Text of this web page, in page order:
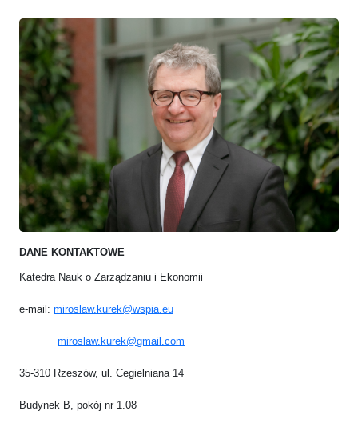
DANE KONTAKTOWE
Katedra Nauk o Zarządzaniu i Ekonomii
e-mail: miroslaw.kurek@wspia.eu
miroslaw.kurek@gmail.com
35-310 Rzeszów, ul. Cegielniana 14
Budynek B, pokój nr 1.08